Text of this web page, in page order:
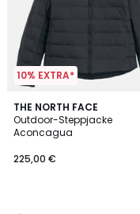
10% EXTRA*
THE NORTH FACE
Outdoor-Steppjacke
Aconcagua
225,00 €
4,7
/ 5